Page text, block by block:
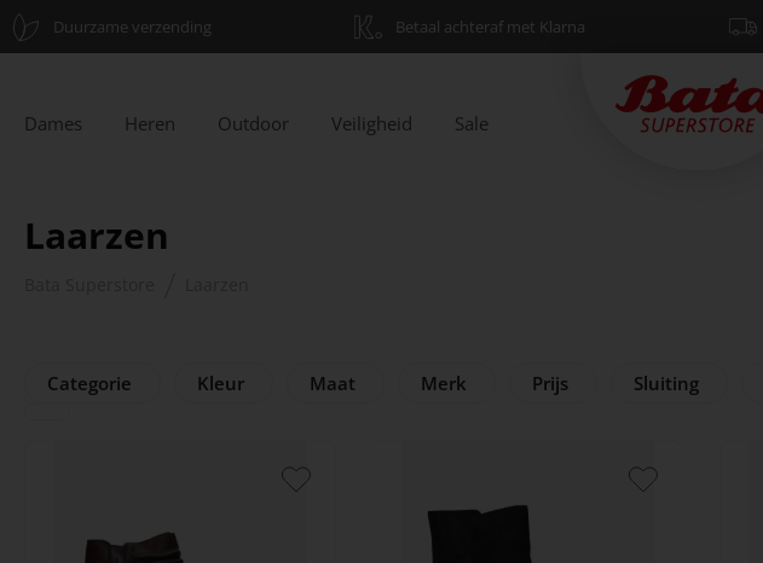
Duurzame verzending Betaal achteraf met Klarna
Dames Heren Outdoor Veiligheid Sale
Laarzen
Categorie Kleur Maat Merk Prijs Sluiting